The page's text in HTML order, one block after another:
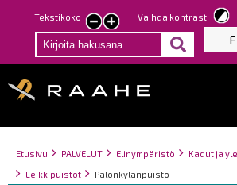
Hyppää
pääsisältöön
Tekstikoko
Pienennä
tekstin
kokoa
Suurenna
tekstin
kokoa
Vaihda kontrasti
Breadcrumbs
You
are
Etusivu PALVELUT Elinympäristö
Kadut ja
Leikkipuistot
Palonkylänpuisto